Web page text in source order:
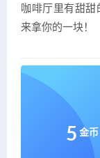
咖啡厅里有甜甜
来拿你的一块！
5 金币